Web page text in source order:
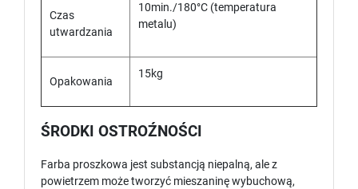
Czas
utwardzania
10min./180°C (temperatura
metalu)
Opakowania
15kg
ŚRODKI OSTROŹNOŚCI
Farba proszkowa jest substancją niepalną, ale z
powietrzem może tworzyć mieszaninę wybuchową,